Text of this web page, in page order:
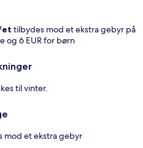
tilbydes mod et ekstra gebyr på
og 6 EUR for børn
til vinter.
mod et ekstra gebyr